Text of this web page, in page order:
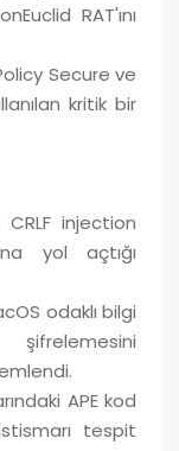
RAT'ını
Secure ve
kritik bir
injection
yol açtığı
odaklı bilgi
şifrelemesini
APE kod
tespit